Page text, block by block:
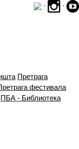
· ·
Претрага
фестивала
ПБА - Библиотека